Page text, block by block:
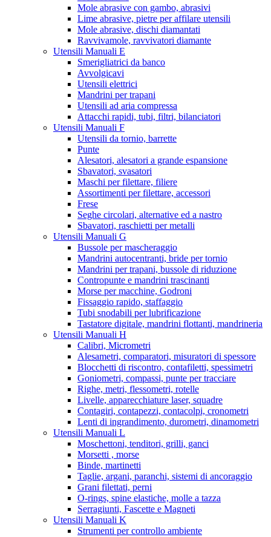
Mole abrasive con gambo, abrasivi
Lime abrasive, pietre per affilare utensili
Mole abrasive, dischi diamantati
Ravvivamole, ravvivatori diamante
Utensili Manuali E
Smerigliatrici da banco
Avvolgicavi
Utensili elettrici
Mandrini per trapani
Utensili ad aria compressa
Attacchi rapidi, tubi, filtri, bilanciatori
Utensili Manuali F
Utensili da tornio, barrette
Punte
Alesatori, alesatori a grande espansione
Sbavatori, svasatori
Maschi per filettare, filiere
Assortimenti per filettare, accessori
Frese
Seghe circolari, alternative ed a nastro
Sbavatori, raschietti per metalli
Utensili Manuali G
Bussole per mascheraggio
Mandrini autocentranti, bride per tornio
Mandrini per trapani, bussole di riduzione
Contropunte e mandrini trascinanti
Morse per macchine, Godroni
Fissaggio rapido, staffaggio
Tubi snodabili per lubrificazione
Tastatore digitale, mandrini flottanti, mandrineria
Utensili Manuali H
Calibri, Micrometri
Alesametri, comparatori, misuratori di spessore
Blocchetti di riscontro, contafiletti, spessimetri
Goniometri, compassi, punte per tracciare
Righe, metri, flessometri, rotelle
Livelle, apparecchiature laser, squadre
Contagiri, contapezzi, contacolpi, cronometri
Lenti di ingrandimento, durometri, dinamometri
Utensili Manuali L
Moschettoni, tenditori, grilli, ganci
Morsetti , morse
Binde, martinetti
Taglie, argani, paranchi, sistemi di ancoraggio
Grani filettati, perni
O-rings, spine elastiche, molle a tazza
Serragiunti, Fascette e Magneti
Utensili Manuali K
Strumenti per controllo ambiente